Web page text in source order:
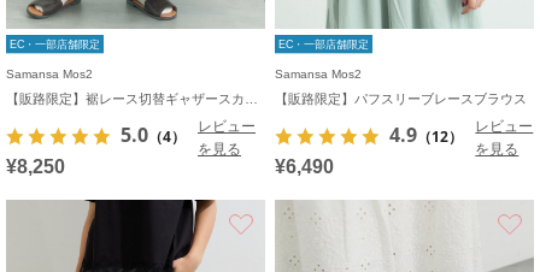
EC・一部店舗限定
Samansa Mos2
5.0 （4）
レビュー
を見る
¥8,250
EC・一部店舗限定
Samansa Mos2
【販路限定】パフスリーブレースブラウス
4.9 （12）
レビュー
を見る
¥6,490
お気に入り